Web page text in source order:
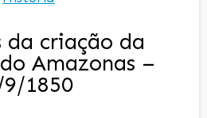
da criação da
Amazonas –
1850